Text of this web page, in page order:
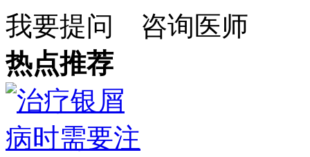
我要提问
咨询医师
热点推荐